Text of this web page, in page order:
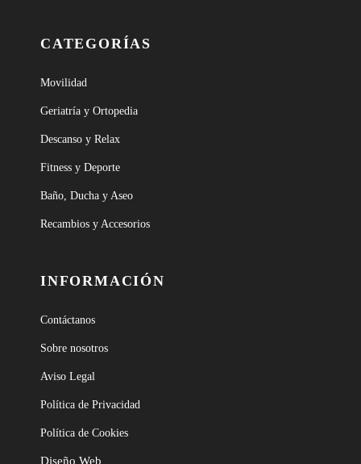
CATEGORÍAS
Movilidad
Geriatría y Ortopedia
Descanso y Relax
Fitness y Deporte
Baño, Ducha y Aseo
Recambios y Accesorios
INFORMACIÓN
Contáctanos
Sobre nosotros
Aviso Legal
Política de Privacidad
Política de Cookies
Diseño Web